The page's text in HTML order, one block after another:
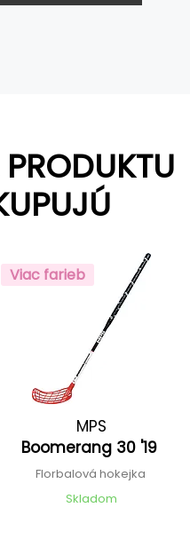
Viac farieb
MPS
Boomerang 30 '19
Florbalová hokejka
Skladom